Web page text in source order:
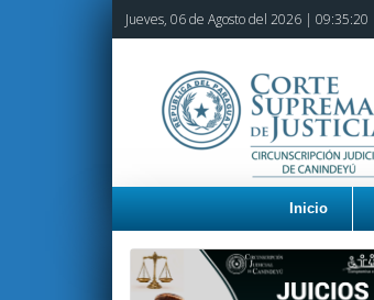
Jueves, 06 de Agosto del 2026 | 09:35:21
Inicio